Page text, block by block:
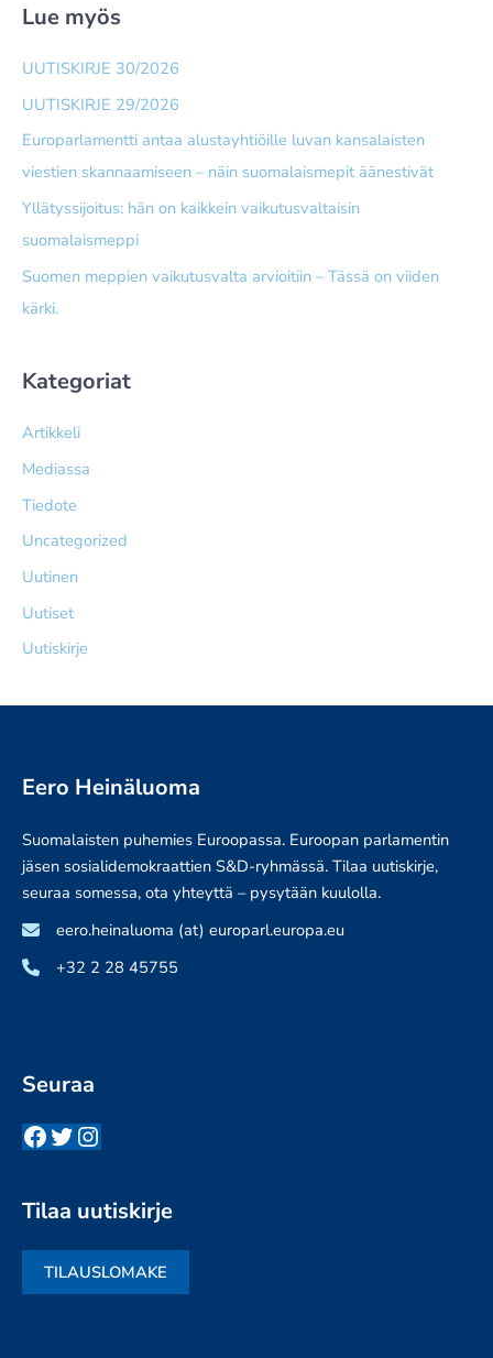
Lue myös
UUTISKIRJE 30/2026
UUTISKIRJE 29/2026
Europarlamentti antaa alusta­yhtiöille luvan kansalaisten
viestien skannaamiseen – näin suomalais­mepit äänestivät
Yllätyssijoitus: hän on kaikkein vaikutusvaltaisin
suomalaismeppi
Suomen meppien vaikutusvalta arvioitiin – Tässä on viiden
kärki.
Kategoriat
Artikkeli
Mediassa
Tiedote
Uncategorized
Uutinen
Uutiset
Uutiskirje
Eero Heinäluoma
Suomalaisten puhemies Euroopassa. Euroopan parlamentin
jäsen sosialidemokraattien S&D-ryhmässä. Tilaa uutiskirje,
seuraa somessa, ota yhteyttä – pysytään kuulolla.
eero.heinaluoma (at) europarl.europa.eu
+32 2 28 45755
Seuraa
Facebook
Twitter
Instagram
Tilaa uutiskirje
TILAUSLOMAKE